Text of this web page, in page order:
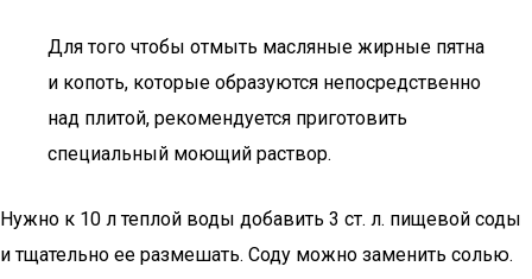
Для того чтобы отмыть масляные жирные пятна
и копоть, которые образуются непосредственно
над плитой, рекомендуется приготовить
специальный моющий раствор.
Нужно к 10 л теплой воды добавить 3 ст. л. пищевой соды
и тщательно ее размешать. Соду можно заменить солью.